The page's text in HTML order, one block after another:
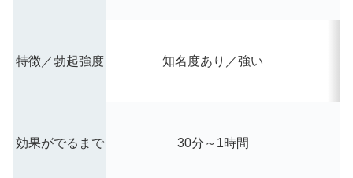
特徴／勃起強度 知名度あり／強い
効果がでるまで 30分～1時間